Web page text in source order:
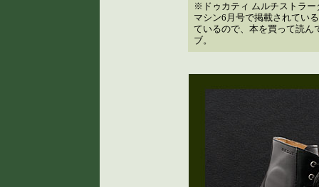
※ドゥカティ ムルチストラ
マシン6月号で掲載されてい
ているので、本を買って読ん
ブ。